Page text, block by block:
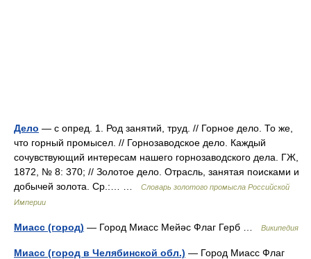
Дело — с опред. 1. Род занятий, труд. // Горное дело. То же,
что горный промысел. // Горнозаводское дело. Каждый
сочувствующий интересам нашего горнозаводского дела. ГЖ,
1872, № 8: 370; // Золотое дело. Отрасль, занятая поисками и
добычей золота. Ср.:… …
Словарь золотого промысла Российской
Империи
Миасс (город) — Город Миасс Мейәс Флаг Герб … Википедия
Миасс (город в Челябинской обл.) — Город Миасс Флаг